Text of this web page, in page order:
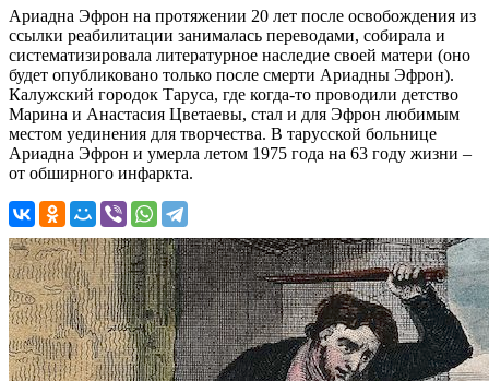
Ариадна Эфрон на протяжении 20 лет после освобождения из
ссылки реабилитации занималась переводами, собирала и
систематизировала литературное наследие своей матери (оно
будет опубликовано только после смерти Ариадны Эфрон).
Калужский городок Таруса, где когда-то проводили детство
Марина и Анастасия Цветаевы, стал и для Эфрон любимым
местом уединения для творчества. В тарусской больнице
Ариадна Эфрон и умерла летом 1975 года на 63 году жизни –
от обширного инфаркта.